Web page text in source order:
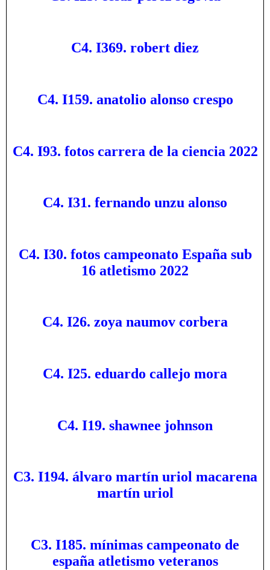
C4. I369. robert diez
C4. I159. anatolio alonso crespo
C4. I93. fotos carrera de la ciencia 2022
C4. I31. fernando unzu alonso
C4. I30. fotos campeonato España sub
16 atletismo 2022
C4. I26. zoya naumov corbera
C4. I25. eduardo callejo mora
C4. I19. shawnee johnson
C3. I194. álvaro martín uriol macarena
martín uriol
C3. I185. mínimas campeonato de
españa atletismo veteranos